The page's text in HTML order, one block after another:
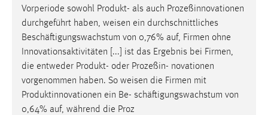
Vorperiode sowohl Produkt- als auch Prozeßinnovationen
durchgeführt haben, weisen ein durchschnittliches
Beschäftigungswachstum von 0,76% auf, Firmen ohne
Innovationsaktivitäten [...] ist das Ergebnis bei Firmen,
die entweder Produkt- oder Prozeßin- novationen
vorgenommen haben. So weisen die Firmen mit
Produktinnovationen ein Be- schäftigungswachstum von
0,64% auf, während die Proz
Cookie Laufzeit:
24 Stunden
STATISTIK
Statistik Cookies erfassen Informationen anonym.
Diese Informationen helfen uns zu verstehen, wie